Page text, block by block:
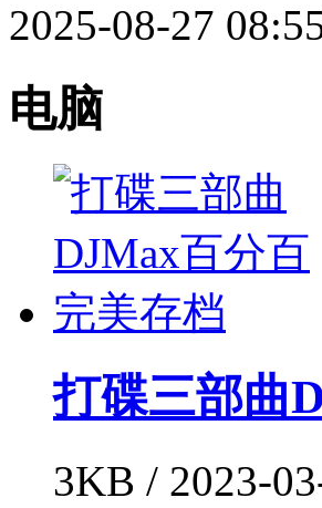
2025-08-27
电脑
打碟三部曲
3KB / 2023-